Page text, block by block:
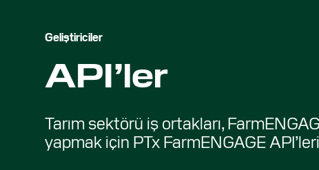
Geliştiriciler
API’ler
Tarım sektörü iş ortakları,
yapmak için PTx FarmENGAGE